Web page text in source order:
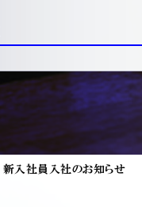
新入社員入社のお知らせ